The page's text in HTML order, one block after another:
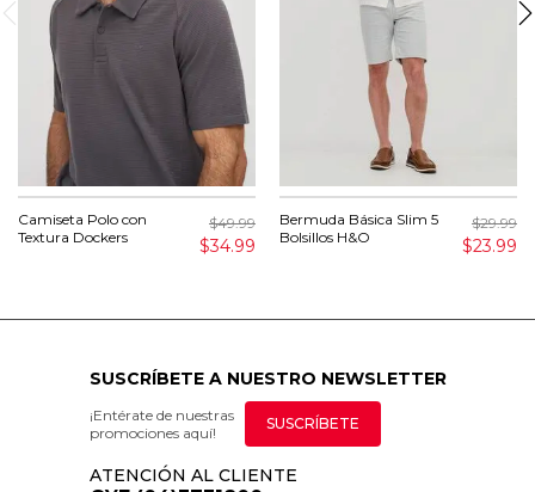
Camiseta Polo con
Textura Dockers
$49.99
$34.99
Bermuda Básica Slim 5
Bolsillos H&O
$29.99
$23.99
SUSCRÍBETE A NUESTRO NEWSLETTER
¡Entérate de nuestras
promociones aquí!
SUSCRÍBETE
ATENCIÓN AL CLIENTE